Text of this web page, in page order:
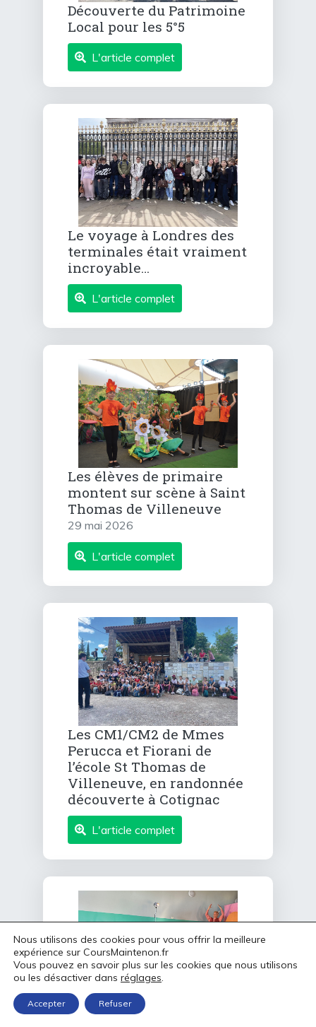
Découverte du Patrimoine
Local pour les 5°5
L'article complet
Le voyage à Londres des
terminales était vraiment
incroyable…
L'article complet
Les élèves de primaire
montent sur scène à Saint
Thomas de Villeneuve
29 mai 2026
L'article complet
Les CM1/CM2 de Mmes
Perucca et Fiorani de
l’école St Thomas de
Villeneuve, en randonnée
découverte à Cotignac
L'article complet
Les élèves de maternelle
Nous utilisons des cookies pour vous offrir la meilleure
expérience sur CoursMaintenon.fr
Vous pouvez en savoir plus sur les cookies que nous utilisons
ou les désactiver dans réglages.
Accepter Refuser